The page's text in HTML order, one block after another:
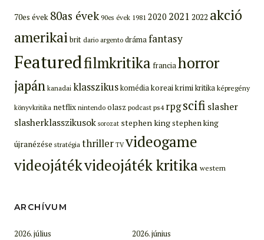
70es évek 80as évek 90es évek 1981 2020 2021 2022 akció
amerikaibrit dario argento drámafantasy
Featuredfilmkritika franciahorror
japán kanadai klasszikuskomédiakoreaikrimikritikaképregény
könyvkritika netflix nintendo olasz podcast ps4 rpgscifi slasher
slasherklasszikusok sorozat stephen kingstephen king
újranézése stratégia thriller TV videogame
videojátékvideojáték kritika western
ARCHÍVUM
2026. július
2026. június